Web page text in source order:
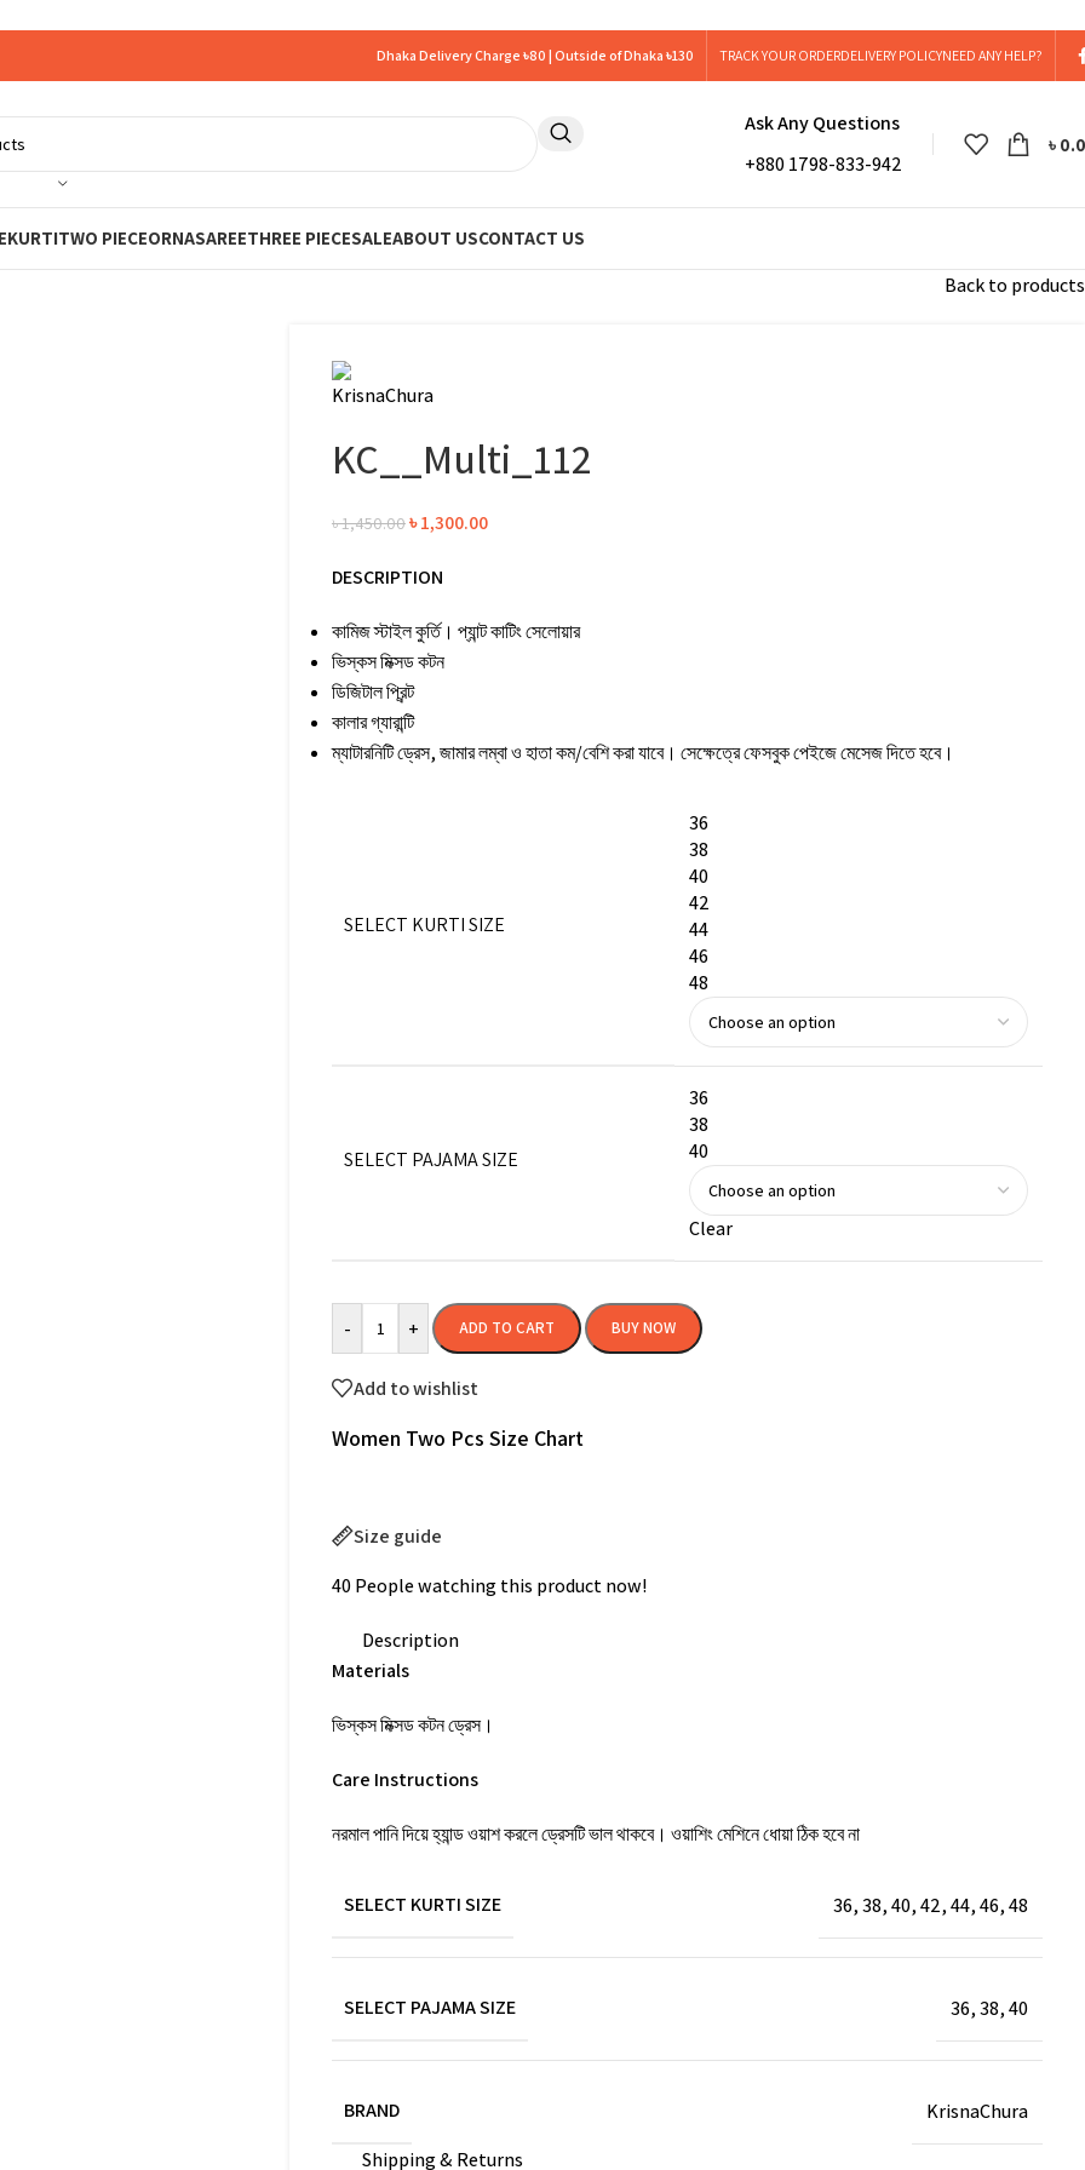
Dhaka Delivery Charge ৳80 | Outside of Dhaka ৳130 TRACK YOUR ORDERDELIVERY POLICYNEED ANY HELP?
Ask Any Questions
+880 1798-833-942
৳
KURTITWO PIECEORNASAREETHREE PIECESALEABOUT USCONTACT US
Back to products
KC__Multi_112
৳1,450.00৳1,300.00
DESCRIPTION
কামিজ স্টাইল কুর্তি। প্যান্ট কাটিং সেলোয়ার
ভিস্কস মিক্সড কটন
ডিজিটাল প্রিন্ট
কালার গ্যারান্টি
ম্যাটারনিটি ড্রেস, জামার লম্বা ও হাতা কম/বেশি করা যাবে। সেক্ষেত্রে ফেসবুক পেইজে মেসেজ দিতে হবে।
SELECT KURTI SIZE
36
38
40
42
44
46
48
SELECT PAJAMA SIZE
36
38
40
Clear
- + ADD TO CART BUY NOW
Add to wishlist
Women Two Pcs Size Chart
Size guide
40People watching this product now!
Description
Materials
ভিস্কস মিক্সড কটন ড্রেস।
Care Instructions
নরমাল পানি দিয়ে হ্যান্ড ওয়াশ করলে ড্রেসটি ভাল থাকবে। ওয়াশিং মেশিনে ধোয়া ঠিক হবে না
SELECT KURTI SIZE 36,38,40,42,44,46,48
SELECT PAJAMA SIZE 36,38,40
BRAND
KrisnaChura
Shipping & Returns